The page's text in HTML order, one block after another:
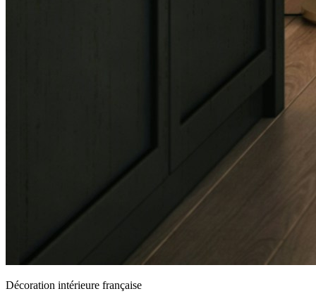
Décoration intérieure française